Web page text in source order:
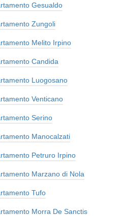
Gesualdo
Zungoli
Melito Irpino
Candida
Luogosano
Venticano
Serino
Manocalzati
Petruro Irpino
Marzano di Nola
Tufo
Morra De Sanctis